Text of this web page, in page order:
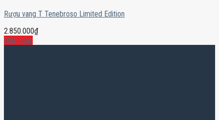
Rượu vang T Tenebroso Limited Edition
2.850.000₫
Mua ngay